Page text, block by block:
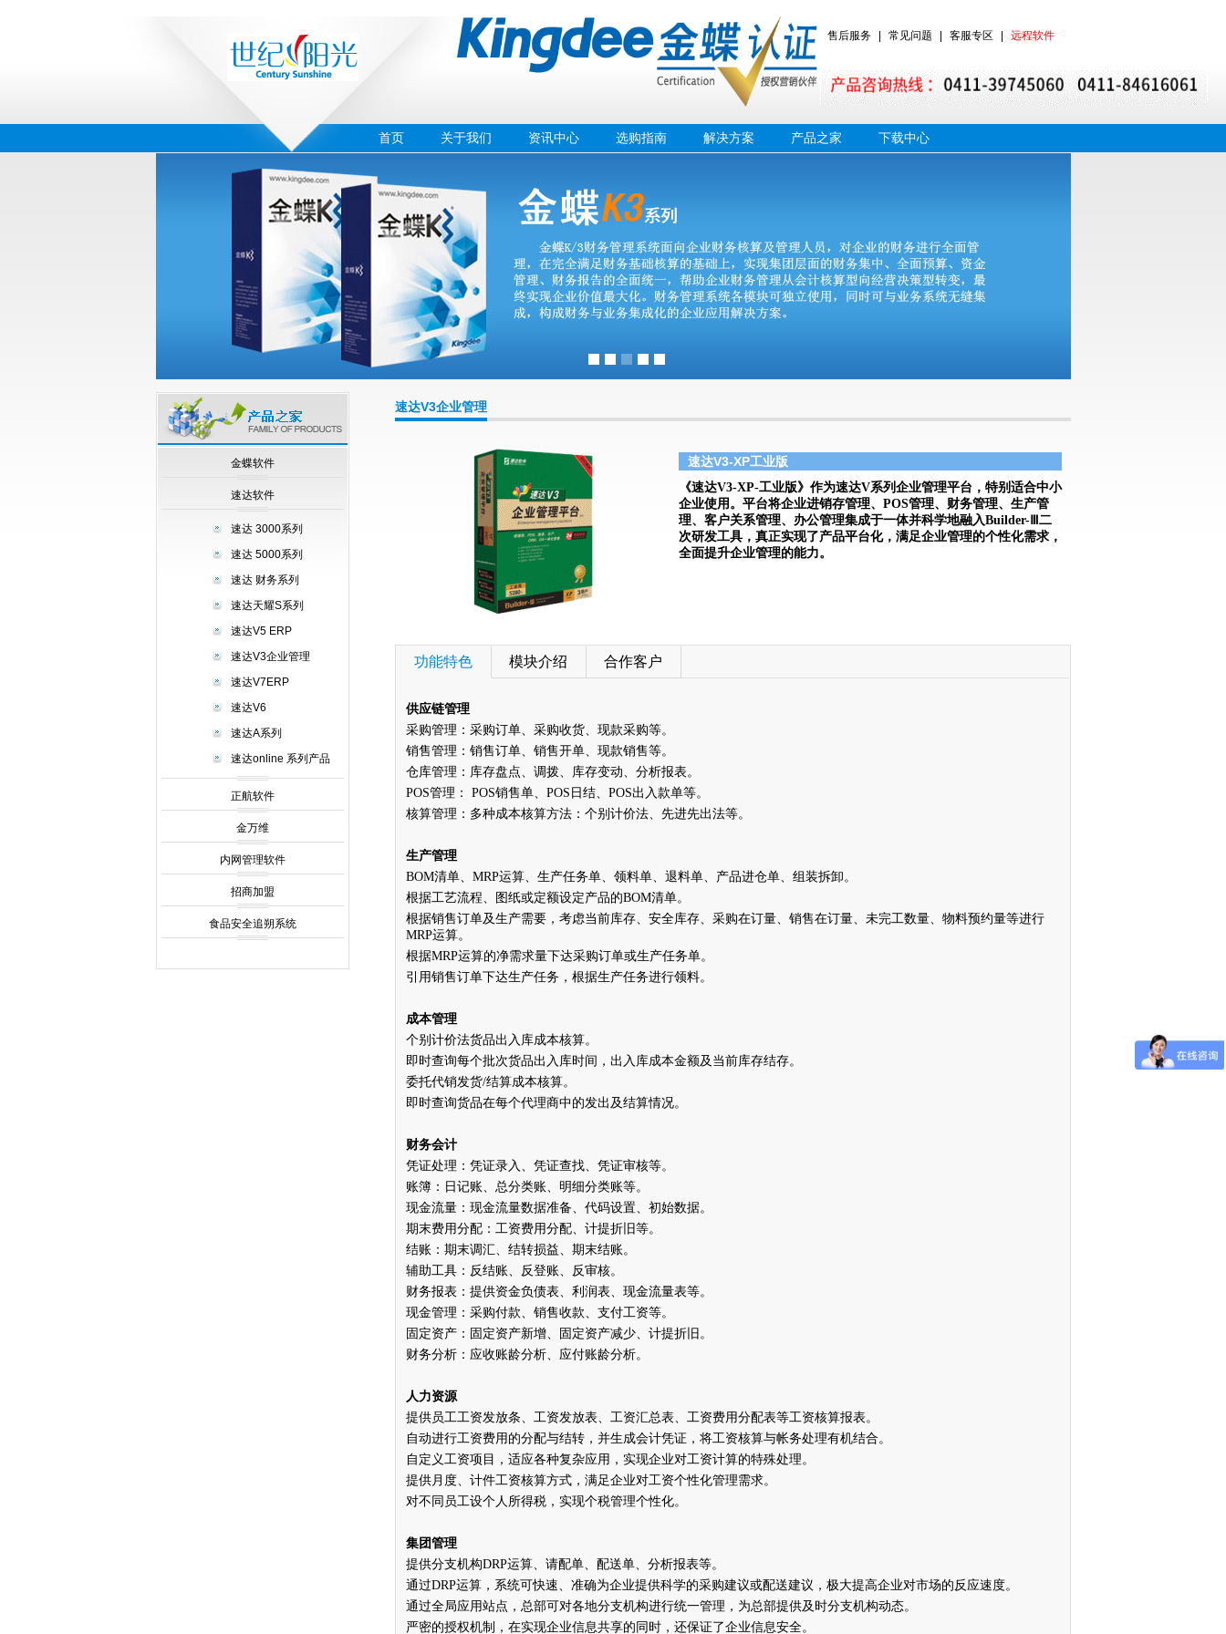
售后服务 常见问题 客服专区 远程软件
首页 关于我们 资讯中心 选购指南 解决方案 产品之家 下载中心
02
null
金蝶软件
速达软件
速达 3000系列
速达 5000系列
速达 财务系列
速达天耀S系列
速达V5 ERP
速达V3企业管理
速达V7ERP
速达V6
速达A系列
速达online 系列产品
正航软件
金万维
内网管理软件
招商加盟
食品安全追朔系统
速达V3企业管理
速达V3-XP工业版
《速达V3-XP-工业版》作为速达V系列企业管理平台，特别适合中小
企业使用。平台将企业进销存管理、POS管理、财务管理、生产管
理、客户关系管理、办公管理集成于一体并科学地融入Builder-Ⅲ二
次研发工具，真正实现了产品平台化，满足企业管理的个性化需求，
全面提升企业管理的能力。
功能特色 模块介绍 合作客户
供应链管理
采购管理：采购订单、采购收货、现款采购等。
销售管理：销售订单、销售开单、现款销售等。
仓库管理：库存盘点、调拨、库存变动、分析报表。
POS管理： POS销售单、 POS 日结、 POS出入款单等。
核算管理：多种成本核算方法：个别计价法、先进先出法等。
生产管理
BOM清单、 MRP运算、生产任务单、领料单、退料单、产品进仓单、组装拆卸。
根据工艺流程、图纸或定额设定产品的BOM清单。
根据销售订单及生产需要，考虑当前库存、安全库存、采购在订量、销售在订量、未完工数量、物料预约量等进行
MRP运算。
根据MRP运算的净需求量下达采购订单或生产任务单。
引用销售订单下达生产任务，根据生产任务进行领料。
成本管理
个别计价法货品出入库成本核算。
即时查询每个批次货品出入库时间，出入库成本金额及当前库存结存。
委托代销发货/结算成本核算。
即时查询货品在每个代理商中的发出及结算情况。
财务会计
凭证处理：凭证录入、凭证查找、凭证审核等。
账簿：日记账、总分类账、明细分类账等。
现金流量：现金流量数据准备、代码设置、初始数据。
期末费用分配：工资费用分配、计提折旧等。
结账：期末调汇、结转损益、期末结账。
辅助工具：反结账、反登账、反审核。
财务报表：提供资金负债表、利润表、现金流量表等。
现金管理：采购付款、销售收款、支付工资等。
固定资产：固定资产新增、固定资产减少、计提折旧。
财务分析：应收账龄分析、应付账龄分析。
人力资源
提供员工工资发放条、工资发放表、工资汇总表、工资费用分配表等工资核算报表。
自动进行工资费用的分配与结转，并生成会计凭证，将工资核算与帐务处理有机结合。
自定义工资项目，适应各种复杂应用，实现企业对工资计算的特殊处理。
提供月度、计件工资核算方式，满足企业对工资个性化管理需求。
对不同员工设个人所得税，实现个税管理个性化。
集团管理
提供分支机构DRP运算、请配单、配送单、分析报表等。
通过DRP运算，系统可快速、准确为企业提供科学的采购建议或配送建议，极大提高企业对市场的反应速度。
通过全局应用站点，总部可对各地分支机构进行统一管理，为总部提供及时分支机构动态。
严密的授权机制，在实现企业信息共享的同时，还保证了企业信息安全。